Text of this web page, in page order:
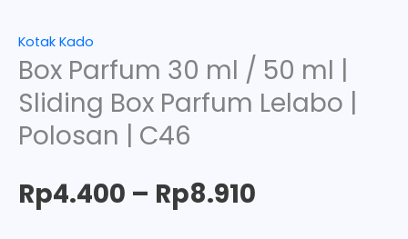
Kotak Kado
Box Parfum 30 ml / 50 ml |
Sliding Box Parfum Lelabo |
Polosan | C46
Rp4.400 – Rp8.910